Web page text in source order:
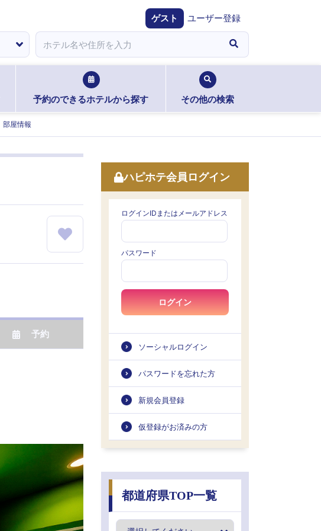
ゲスト ユーザー登録
予約のできるホテルから探す その他の検索
部屋情報
予約
ハピホテ会員ログイン
ログインIDまたはメールアドレス
パスワード
ログイン
ソーシャルログイン
パスワードを忘れた方
新規会員登録
仮登録がお済みの方
都道府県TOP一覧